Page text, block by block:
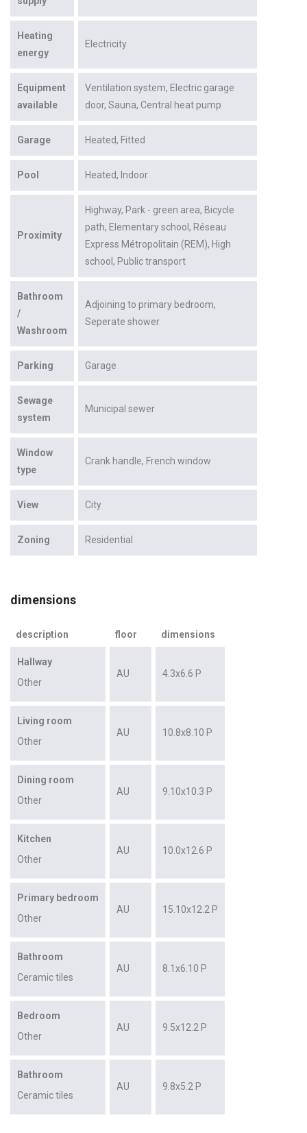
Heating
energy
Electricity
Equipment
available
Ventilation system Electric garage
door Sauna Central heat pump
Garage Heated Fitted
Pool Heated Indoor
Proximity
Highway Park - green area Bicycle
path Elementary school Réseau
Express Métropolitain (REM) High
school Public transport
Bathroom
/
Washroom
Adjoining to primary bedroom
Seperate shower
Parking Garage
Sewage
system
Municipal sewer
Window
type
Crank handle French window
View City
Zoning Residential
dimensions
description floor dimensions
Hallway
Other
AU 4.3x6.6 P
Living room
Other
AU 10.8x8.10 P
Dining room
Other
AU 9.10x10.3 P
Kitchen
Other
AU 10.0x12.6 P
Primary bedroom
Other
AU 15.10x12.2 P
Bathroom
Ceramic tiles
AU 8.1x6.10 P
Bedroom
Other
AU 9.5x12.2 P
Bathroom
Ceramic tiles
AU 9.8x5.2 P